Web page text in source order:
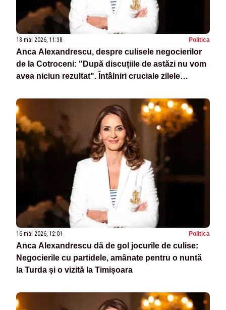
18 mai 2026, 11:38 Politica
Anca Alexandrescu, despre culisele negocierilor
de la Cotroceni: "După discuțiile de astăzi nu vom
avea niciun rezultat". Întâlniri cruciale zilele
16 mai 2026, 12:01 Politica
Anca Alexandrescu dă de gol jocurile de culise:
Negocierile cu partidele, amânate pentru o nuntă
la Turda și o vizită la Timișoara